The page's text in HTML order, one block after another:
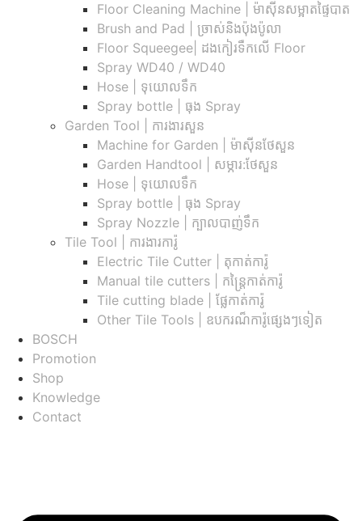
Floor Cleaning Machine | ម៉ាស៊ីនសម្អាតផ្ទៃបាត
Brush and Pad | ច្រាស់និងប៉ុងប៉ូលា
Floor Squeegee| ដងកៀរទឺកលើ Floor
Spray WD40 / WD40
Hose | ទុយោលទឹក
Spray bottle | ធុង Spray
Garden Tool | ការងារសួន
Machine for Garden | ម៉ាស៊ីនថែសួន
Garden Handtool | សម្ភារ:ថែសួន
Hose | ទុយោលទឹក
Spray bottle | ធុង Spray
Spray Nozzle | ក្បាលបាញ់ទឹក
Tile Tool | ការងារការ៉ូ
Electric Tile Cutter | តុកាត់ការ៉ូ
Manual tile cutters | កន្ត្រៃកាត់ការ៉ូ
Tile cutting blade | ផ្លែកាត់ការ៉ូ
Other Tile Tools | ឧបករណ៏ការ៉ូផ្សេងៗទៀត
BOSCH
Promotion
Shop
Knowledge
Contact